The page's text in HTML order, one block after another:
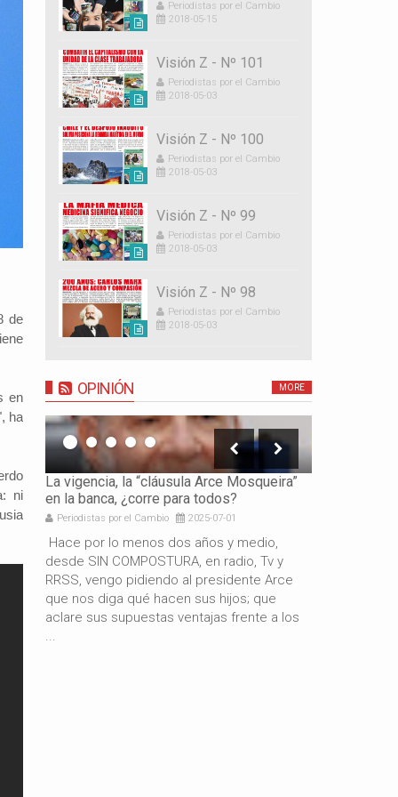
de
en
ha
ni
Periodistas por el Cambio
2018-05-15
Visión Z - Nº 101
Periodistas por el Cambio
2018-05-03
Visión Z - Nº 100
Periodistas por el Cambio
2018-05-03
Visión Z - Nº 99
Periodistas por el Cambio
2018-05-03
Visión Z - Nº 98
Periodistas por el Cambio
2018-05-03
OPINIÓN MORE
La vigencia, la “cláusula Arce Mosqueira”
en la banca, ¿corre para todos?
Periodistas por el Cambio 2025-07-01
Hace por lo menos dos años y medio,
desde SIN COMPOSTURA, en radio, Tv y
RRSS, vengo pidiendo al presidente Arce
que nos diga qué hacen sus hijos; que
aclare sus supuestas ventajas frente a los
...